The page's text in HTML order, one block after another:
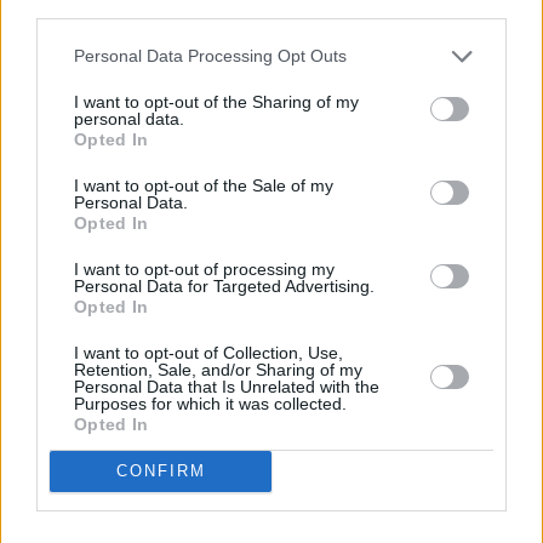
negar su consentimiento. Tenga en cuenta que algún
de su consentimiento, pero usted tiene el derecho de
rechazar tal procesamiento. Sus preferencias se aplicarán
cualquier momento entrando de nuevo en este sitio web o
visitando nuestra política de privacidad.
Personal Data Processing Opt Outs
I want to opt-out of the Sharing of my
personal data.
Opted In
I want to opt-out of the Sale of my
Personal Data.
Opted In
I want to opt-out of processing my
Personal Data for Targeted Advertising.
Opted In
I want to opt-out of Collection, Use,
Retention, Sale, and/or Sharing of my
Personal Data that Is Unrelated with the
Purposes for which it was collected.
Opted In
CONFIRM